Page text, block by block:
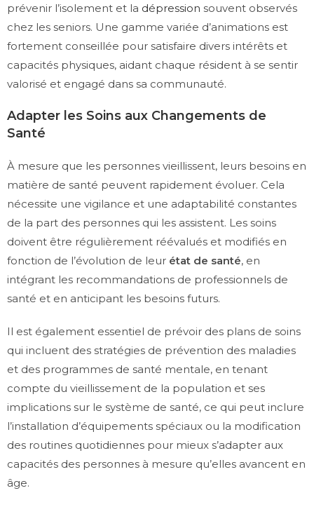
prévenir l’isolement et la dépression souvent observés
chez les seniors. Une gamme variée d’animations est
fortement conseillée pour satisfaire divers intérêts et
capacités physiques, aidant chaque résident à se sentir
valorisé et engagé dans sa communauté.
Adapter les Soins aux Changements de
Santé
À mesure que les personnes vieillissent, leurs besoins en
matière de santé peuvent rapidement évoluer. Cela
nécessite une vigilance et une adaptabilité constantes
de la part des personnes qui les assistent. Les soins
doivent être régulièrement réévalués et modifiés en
fonction de l’évolution de leur état de santé, en
intégrant les recommandations de professionnels de
santé et en anticipant les besoins futurs.
Il est également essentiel de prévoir des plans de soins
qui incluent des stratégies de prévention des maladies
et des programmes de santé mentale, en tenant
compte du vieillissement de la population et ses
implications sur le système de santé, ce qui peut inclure
l’installation d’équipements spéciaux ou la modification
des routines quotidiennes pour mieux s’adapter aux
capacités des personnes à mesure qu’elles avancent en
âge.